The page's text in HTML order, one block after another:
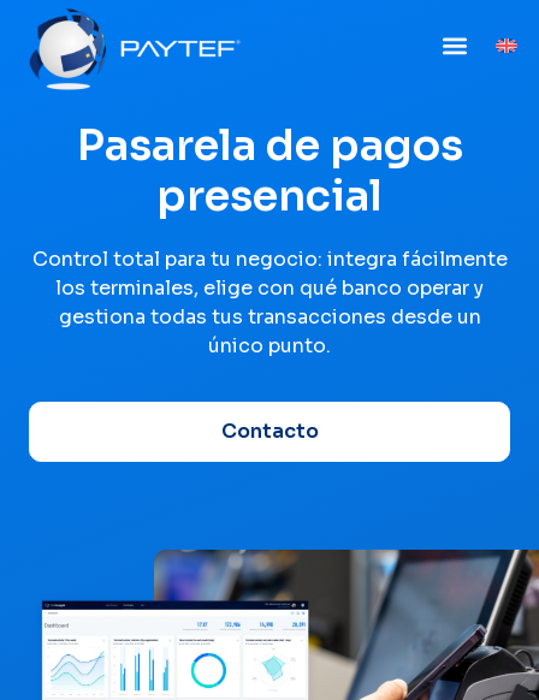
Pasarela de pagos
presencial
Control total para tu negocio: integra fácilmente
los terminales, elige con qué banco operar y
gestiona todas tus transacciones desde un
único punto.
Contacto